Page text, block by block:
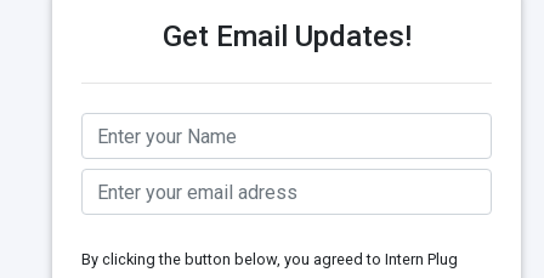
Get Email Updates!
By clicking the button below, you agreed to Intern Plug